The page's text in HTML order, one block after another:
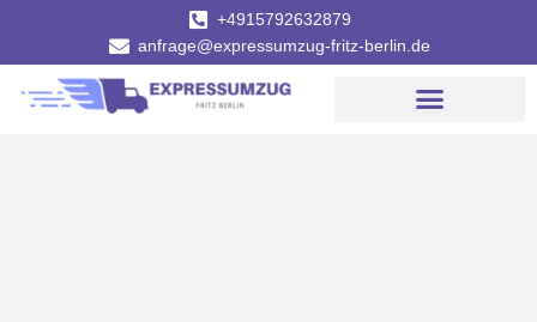
+4915792632879
anfrage@expressumzug-fritz-berlin.de